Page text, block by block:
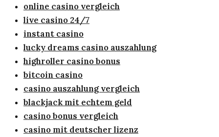
online casino vergleich
live casino 24/7
instant casino
lucky dreams casino auszahlung
highroller casino bonus
bitcoin casino
casino auszahlung vergleich
blackjack mit echtem geld
casino bonus vergleich
casino mit deutscher lizenz